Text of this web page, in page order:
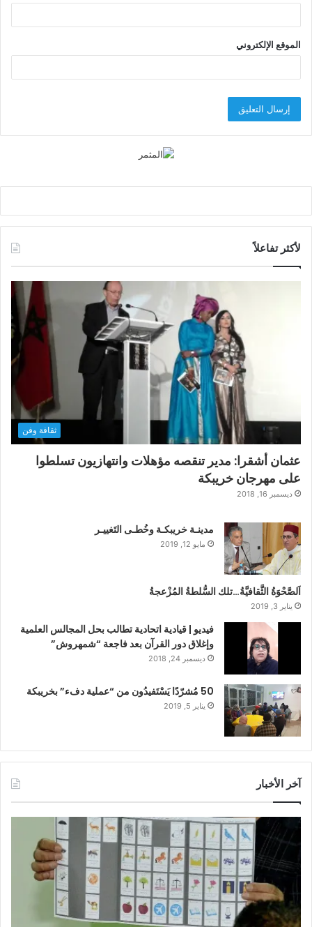
الموقع الإلكتروني
لأكثر تفاعلاً
ثقافة وفن
عثمان أشقرا: مدير تنقصه مؤهلات وانتهازيون تسلطوا
على مهرجان خريبكة
ديسمبر 16, 2018
مدينـة خريبكـة وخُطـى التَغييـر
مايو 12, 2019
اَلصَّحْوَةُ الثَّقافيَّةُ…تلك السُّلطةُ المُزْعجةُ
يناير 3, 2019
فيديو | قيادية اتحادية تطالب بحل المجالس العلمية
وإغلاق دور القرآن بعد فاجعة “شمهروش”
ديسمبر 24, 2018
50 مُشرّدًا يَسْتَفيدُون من “عملية دفء” بخريبكة
يناير 5, 2019
آخر الأخبار